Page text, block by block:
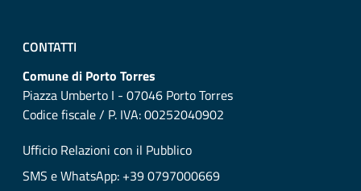
CONTATTI
Comune di Porto Torres
Piazza Umberto I - 07046 Porto Torres
Codice fiscale / P. IVA: 00252040902
Ufficio Relazioni con il Pubblico
SMS e WhatsApp: +39 0797000669